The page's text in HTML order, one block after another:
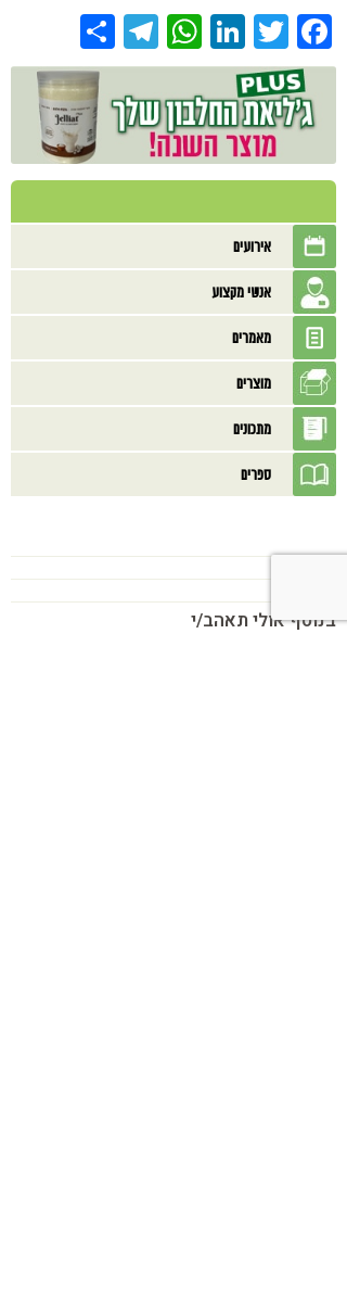
Facebook
Twitter
LinkedIn
WhatsApp
Telegram
אירועים
אנשי מקצוע
מאמרים
מוצרים
מתכונים
ספרים
בנוסף אולי תאהב/י